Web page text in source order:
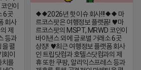
인이
6곳
회사
제
등과
펼
이
치를
◆◆2026년 핫이슈 회사!!!◆◆ 마
르코스팟은 여행정보 플랫폼! ♥️마
르코스팟의 MSPT, MRWD 코인이
바이낸스 외에 글로벌 거래소 6곳
상장! ♥️최근 여행정보 플랫폼 회사
인 트립닷컴과 호텔스닷컴과의 제
휴 또한 쿠팡, 알리익스프레스 등과